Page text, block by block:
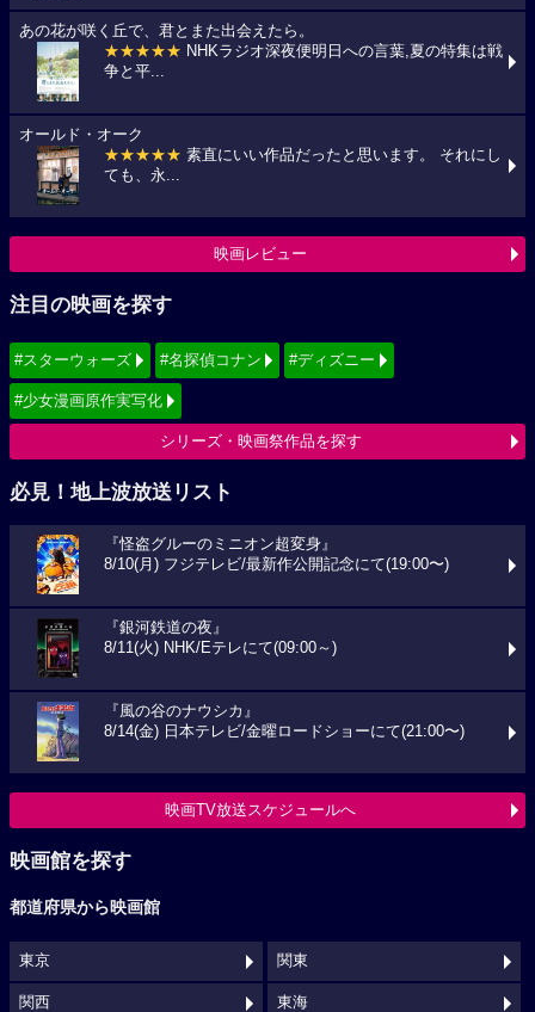
あの花が咲く丘で、君とまた出会えたら。
★★★★★ NHKラジオ深夜便明日への言葉,夏の特集は戦
争と平...
オールド・オーク
★★★★★ 素直にいい作品だったと思います。 それにし
ても、永...
映画レビュー
注目の映画を探す
#スターウォーズ #名探偵コナン #ディズニー
#少女漫画原作実写化
シリーズ・映画祭作品を探す
必見！地上波放送リスト
『怪盗グルーのミニオン超変身』
8/10(月) フジテレビ/最新作公開記念にて(19:00〜)
『銀河鉄道の夜』
8/11(火) NHK/Eテレにて(09:00～)
『風の谷のナウシカ』
8/14(金) 日本テレビ/金曜ロードショーにて(21:00〜)
映画TV放送スケジュールへ
映画館を探す
都道府県から映画館
東京 関東
関西 東海